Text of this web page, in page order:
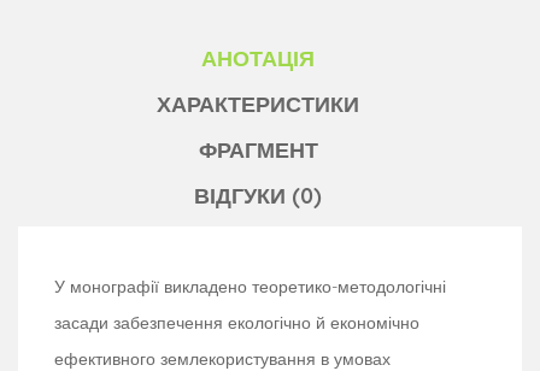
АНОТАЦІЯ
ХАРАКТЕРИСТИКИ
ФРАГМЕНТ
ВІДГУКИ (0)
У монографії викладено теоретико-методологічні
засади забезпечення екологічно й економічно
ефективного землекористування в умовах